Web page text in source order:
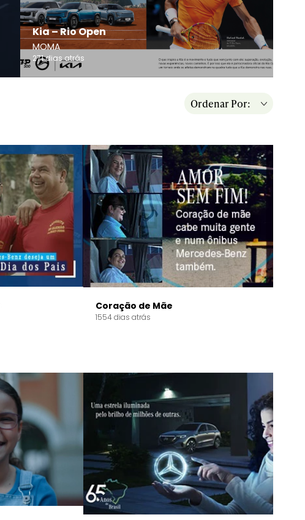
Kia – Rio Open
MOMA
271 dias atrás
Ordenar Por:
Coração de Mãe
1554 dias atrás